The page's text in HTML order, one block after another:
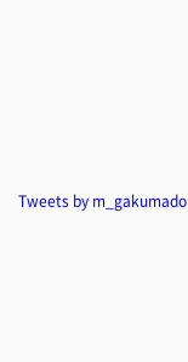
Tweets by m_gakumado